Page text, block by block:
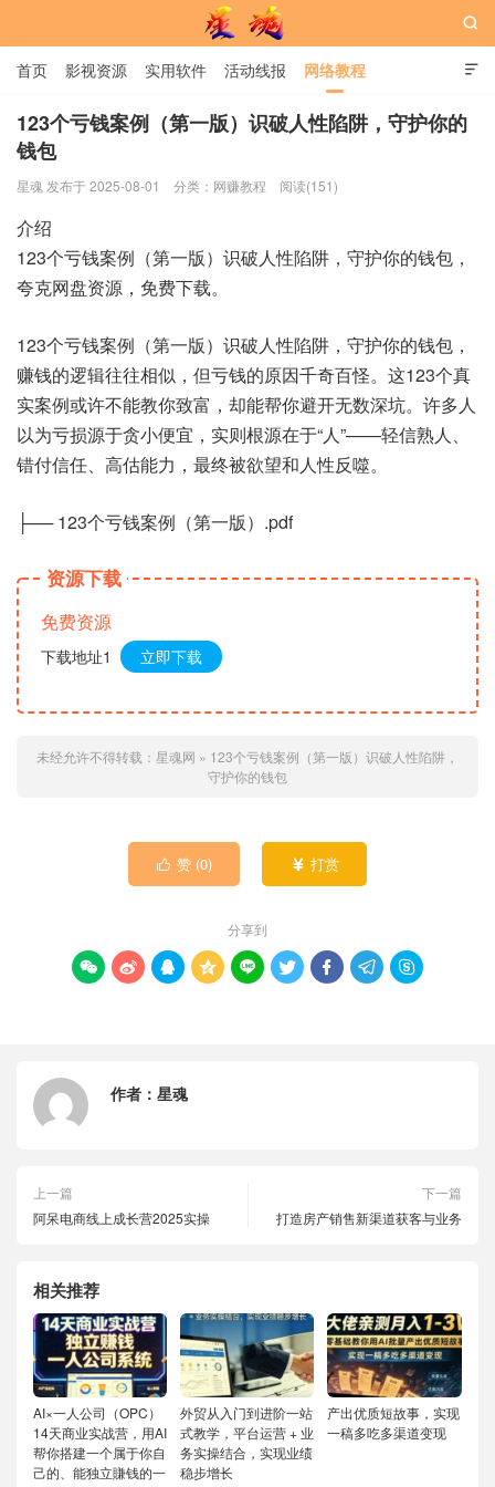
星魂网

首页 影视资源 实用软件 活动线报 网络教程
用户中心 书籍 娱乐

123个亏钱案例（第一版）识破人性陷阱，守护你的
钱包
星魂 发布于 2025-08-01 分类： 网赚教程 阅读(151)
介绍
123个亏钱案例（第一版）识破人性陷阱，守护你的钱包，
夸克网盘资源，免费下载。
123个亏钱案例（第一版）识破人性陷阱，守护你的钱包，
赚钱的逻辑往往相似，但亏钱的原因千奇百怪。这123个真
实案例或许不能教你致富，却能帮你避开无数深坑。许多人
以为亏损源于贪小便宜，实则根源在于“人”——轻信熟人、
错付信任、高估能力，最终被欲望和人性反噬。
├── 123个亏钱案例（第一版）.pdf
资源下载
免费资源
下载地址1 立即下载
未经允许不得转载： 星魂网 » 123个亏钱案例（第一版）识破人性陷阱，
守护你的钱包
 赞 (0)  打赏
分享到
        
作者： 星魂
上一篇
阿呆电商线上成长营2025实操
下一篇
打造房产销售新渠道获客与业务
相关推荐
AI×一人公司（OPC）
14天商业实战营，用AI
帮你搭建一个属于你自
己的、能独立賺钱的一
外贸从入门到进阶一站
式教学，平台运营 + 业
务实操结合，实现业绩
稳步增长
产出优质短故事，实现
一稿多吃多渠道变现